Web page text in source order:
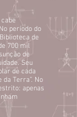
período do
de
700 mil
de
Seu
de cada
Terra”. No
apenas